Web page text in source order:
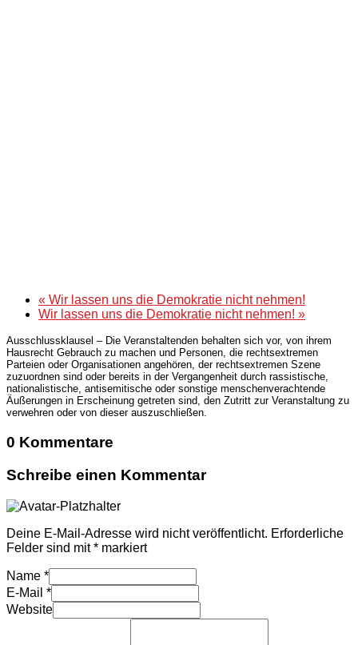
« Wir lassen uns die Demokratie nicht nehmen!
Wir lassen uns die Demokratie nicht nehmen! »
Ausschlussklausel – Die Veranstaltenden behalten sich vor, von ihrem
Hausrecht Gebrauch zu machen und Personen, die rechtsextremen
Parteien oder Organisationen angehören, der rechtsextremen Szene
zuzuordnen sind oder bereits in der Vergangenheit durch rassistische,
nationalistische, antisemitische oder sonstige menschenverachtende
Äußerungen in Erscheinung getreten sind, den Zutritt zur Veranstaltung zu
verwehren oder von dieser auszuschließen.
0 Kommentare
Schreibe einen Kommentar
Deine E-Mail-Adresse wird nicht veröffentlicht. Erforderliche
Felder sind mit* markiert
Name *
E-Mail *
Website